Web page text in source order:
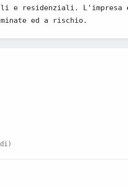
e residenziali. L'impresa
ed a rischio.